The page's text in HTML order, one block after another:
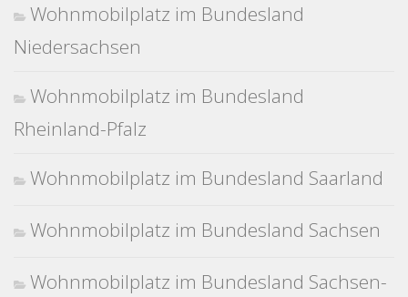
Wohnmobilplatz im Bundesland
Niedersachsen
Wohnmobilplatz im Bundesland
Rheinland-Pfalz
Wohnmobilplatz im Bundesland Saarland
Wohnmobilplatz im Bundesland Sachsen
Wohnmobilplatz im Bundesland Sachsen-